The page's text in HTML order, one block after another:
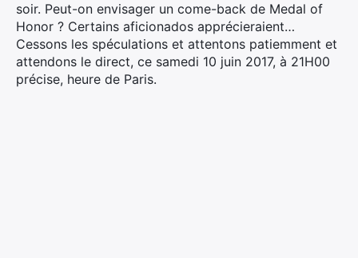
soir. Peut-on envisager un come-back de Medal of
Honor ? Certains aficionados apprécieraient…
Cessons les spéculations et attentons patiemment et
attendons le direct, ce samedi 10 juin 2017, à 21H00
précise, heure de Paris.